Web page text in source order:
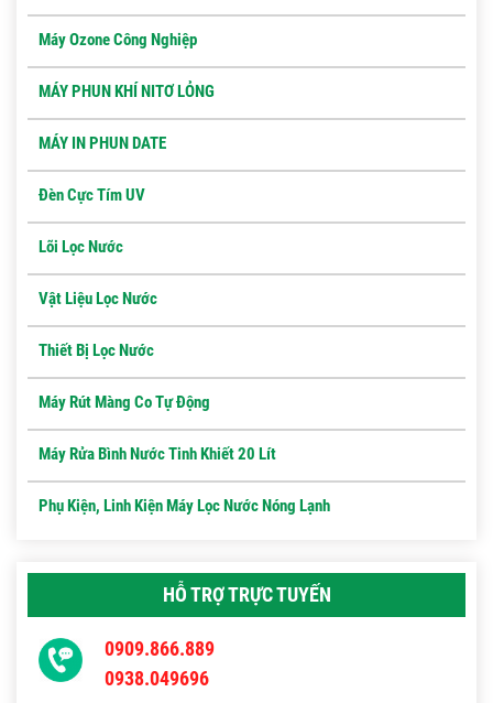
Máy Ozone Công Nghiệp
MÁY PHUN KHÍ NITƠ LỎNG
MÁY IN PHUN DATE
Đèn Cực Tím UV
Lõi Lọc Nước
Vật Liệu Lọc Nước
Thiết Bị Lọc Nước
Máy Rút Màng Co Tự Động
Máy Rửa Bình Nước Tinh Khiết 20 Lít
Phụ Kiện, Linh Kiện Máy Lọc Nước Nóng Lạnh
HỖ TRỢ TRỰC TUYẾN
0909.866.889
0938.049696